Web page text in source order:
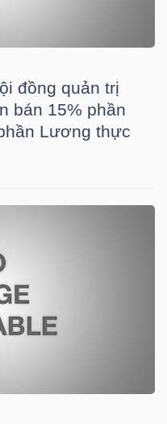
đồng quản trị
bán 15% phần
Lương thực